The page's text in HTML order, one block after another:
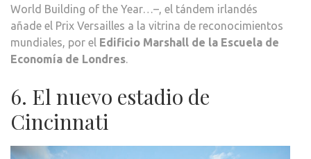
World Building of the Year…–, el tándem irlandés
añade el Prix Versailles a la vitrina de reconocimientos
mundiales, por el Edificio Marshall de la Escuela de
Economía de Londres.
6. El nuevo estadio de
Cincinnati